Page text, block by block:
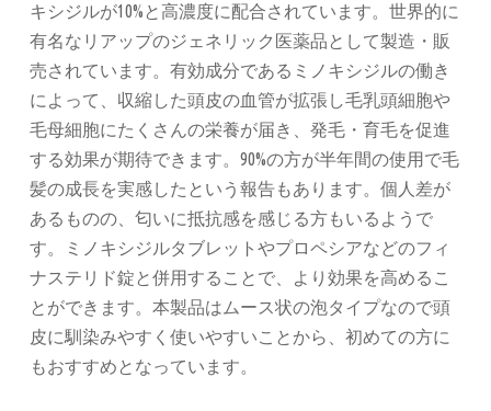
キシジルが10%と高濃度に配合されています。世界的に
有名なリアップのジェネリック医薬品として製造・販
売されています。有効成分であるミノキシジルの働き
によって、収縮した頭皮の血管が拡張し毛乳頭細胞や
毛母細胞にたくさんの栄養が届き、発毛・育毛を促進
する効果が期待できます。90%の方が半年間の使用で毛
髪の成長を実感したという報告もあります。個人差が
あるものの、匂いに抵抗感を感じる方もいるようで
す。ミノキシジルタブレットやプロペシアなどのフィ
ナステリド錠と併用することで、より効果を高めるこ
とができます。本製品はムース状の泡タイプなので頭
皮に馴染みやすく使いやすいことから、初めての方に
もおすすめとなっています。